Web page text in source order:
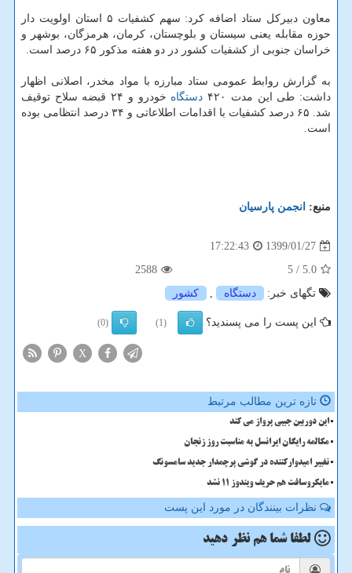
معاون دبیركل ستاد اضافه كرد: سهم كشفیات ۵ استان اولویت دار
حوزه مقابله یعنی سیستان و بلوچستان، كرمان، هرمزگان، بوشهر و
خراسان جنوبی از كشفیات كشور در دو هفته مذكور ۶۵ درصد است.
به گزارش روابط عمومی ستاد مبارزه با مواد مخدر، اصلانی اظهار
داشت: طی این مدت ۴۲۰
دستگاه
خودرو و ۲۴ قبضه سلاح توقیف
شد. ۶۵ درصد كشفیات با اقدامات اطلاعاتی و ۳۴ درصد انتظامی بوده
است.
منبع: انجمن پارسیان
1399/01/27
17:22:43
5.0
/ 5
2588
تگهای خبر:
دستگاه , كشور
این پست را می پسندید؟ (1)
(0)
X
تازه ترین مطالب مرتبط
این دوربین جیبی پرواز می کند
مکالمه رایگان ایرانسل به مناسبت روز زنجان
تغییر امیدوارکننده در گوشی پرچمدار جدید سامسونگ
مایکروسافت هم حریف ویندوز 11 نشد
نظرات بینندگان در مورد این پست
لطفا شما هم نظر دهید